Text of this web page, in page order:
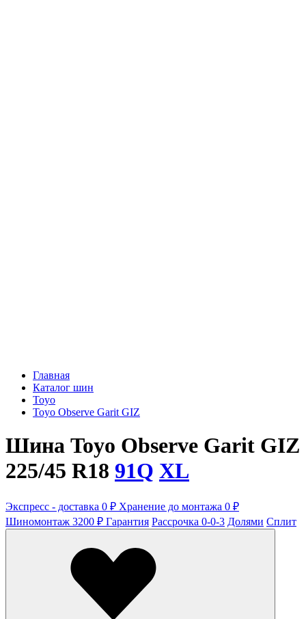
Главная
Каталог шин
Toyo
Toyo Observe Garit GIZ
Шина Toyo Observe Garit GIZ
225/45 R18 91Q XL
Экспресс - доставка 0 ₽ Хранение до монтажа 0 ₽
Шиномонтаж 3200 ₽ Гарантия Рассрочка 0-0-3 Долями Сплит